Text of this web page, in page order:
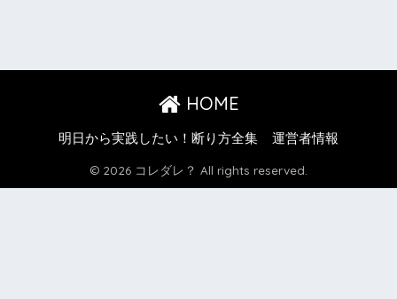
HOME
明日から実践したい！断り方全集 運営者情報
© 2026 コレダレ？ All rights reserved.